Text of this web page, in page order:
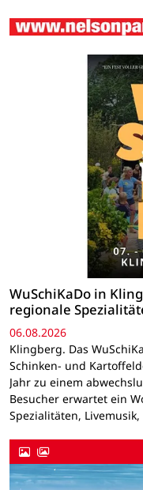
WuSchiKaDo in
regionale
06.08.2026
Klingberg. Das
Schinken- und
Jahr zu einem
Besucher erwartet ein
Spezialitäten,